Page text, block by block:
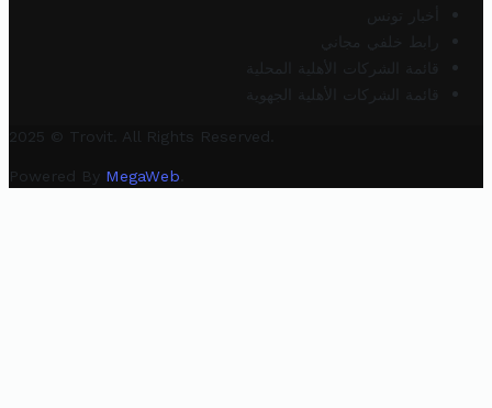
أخبار تونس
رابط خلفي مجاني
قائمة الشركات الأهلية المحلية
قائمة الشركات الأهلية الجهوية
2025 © Trovit. All Rights Reserved.
Powered By MegaWeb